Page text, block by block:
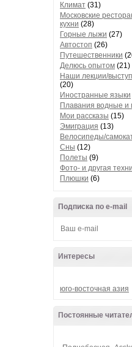
Климат (31)
Московские
кухни (28)
Горные лыжи (27)
Автостоп (26)
Путешественники
Делюсь опытом (21)
Наши лекции/
(20)
Иностранные языки
Плавания водные и
Мои рассказы (15)
Эмиграция (13)
Велосипеды/
Сны (12)
Полеты (9)
Фото- и другая
Плюшки (6)
Подписка по e-mail
Интересы
юго-восточная азия
Постоянные